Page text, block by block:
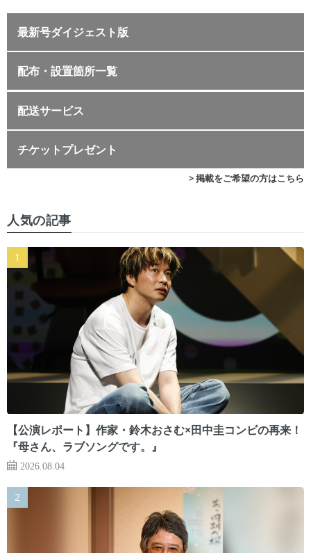
最新号ダイジェスト版
配布・設置箇所一覧
配送サービス
チケットプレゼント
> 掲載をご希望の方はこちら
人気の記事
【公演レポート】作家・鈴木おさむ×田中圭コンビの再来！
『母さん、ラブソングです。』
2026.08.04